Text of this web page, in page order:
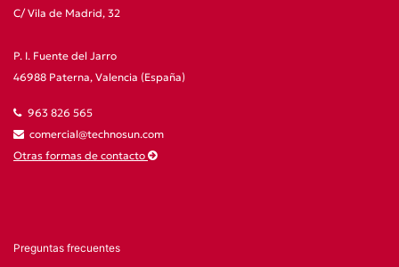
C/ Vila de Madrid, 32
P. I. Fuente del Jarro
46988 Paterna, Valencia (España)
963 826 565
comercial@technosun.com
Otras formas de contacto
Preguntas frecuentes